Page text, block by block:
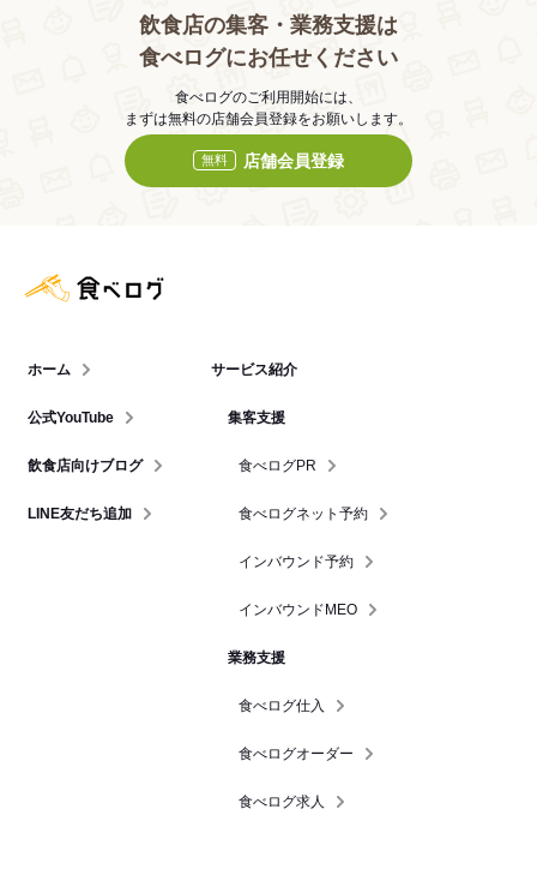
飲食店の集客・業務支援は
食べログにお任せください
食べログのご利用開始には、
まずは無料の店舗会員登録をお願いします。
無料 店舗会員登録
ホーム
公式YouTube
飲食店向けブログ
LINE友だち追加
サービス紹介
集客支援
食べログPR
食べログネット予約
インバウンド予約
インバウンドMEO
業務支援
食べログ仕入
食べログオーダー
食べログ求人